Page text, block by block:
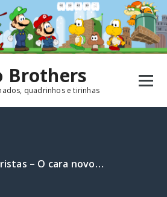
Brothers
quadrinhos e tirinhas
– O cara novo…